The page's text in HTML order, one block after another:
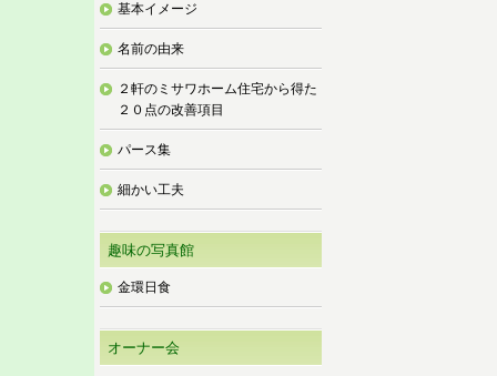
基本イメージ
名前の由来
２軒のミサワホーム住宅から得た
２０点の改善項目
パース集
細かい工夫
趣味の写真館
金環日食
オーナー会